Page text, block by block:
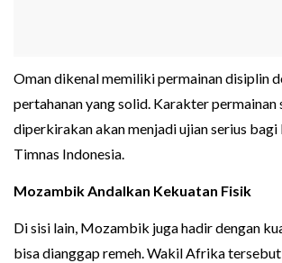
Oman dikenal memiliki permainan disiplin
pertahanan yang solid. Karakter permainan
diperkirakan akan menjadi ujian serius bagi
Timnas Indonesia.
Mozambik Andalkan Kekuatan Fisik
Di sisi lain, Mozambik juga hadir dengan
bisa dianggap remeh. Wakil Afrika